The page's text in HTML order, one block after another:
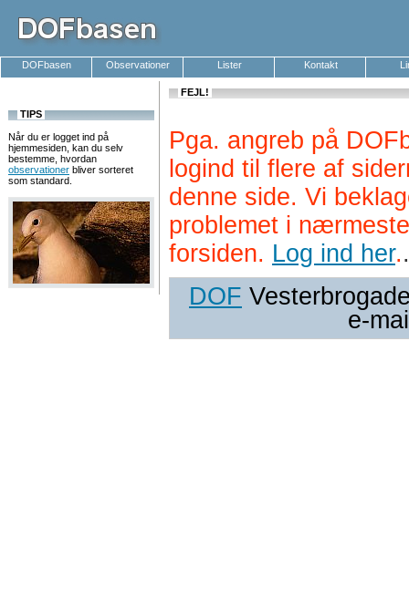
DOFbasen Observationer Lister Kontakt
TIPS
Når du er logget ind på
hjemmesiden, kan du selv
bestemme, hvordan
observationer bliver sorteret
som standard.
FEJL!
Pga. angreb på
logind til flere af
denne side. Vi
problemet i
forsiden. Log ind her..
DOF
e-